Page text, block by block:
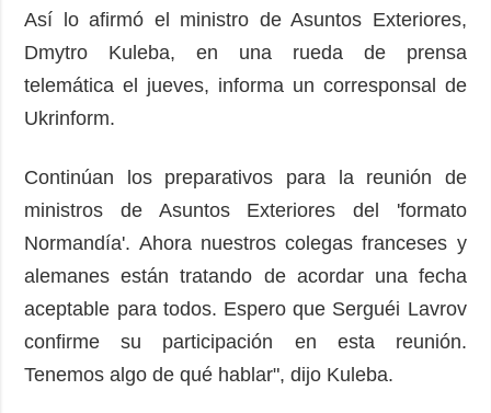
Entrevistas
Fotos
imágenes
Así lo afirmó el ministro de Asuntos Exteriores,
Dmytro Kuleba, en una rueda de prensa
telemática el jueves, informa un corresponsal de
Ukrinform.
Continúan los preparativos para la reunión de
ministros de Asuntos Exteriores del 'formato
Normandía'. Ahora nuestros colegas franceses y
alemanes están tratando de acordar una fecha
aceptable para todos. Espero que Serguéi Lavrov
confirme su participación en esta reunión.
Tenemos algo de qué hablar", dijo Kuleba.